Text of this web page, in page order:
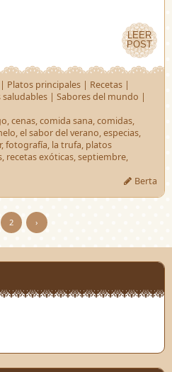
LEER
POST
LEER
POST
Platos principales| Recetas|
saludables | Sabores del mundo |
,cenas,comida sana,comidas,
,el sabor del verano,especias,
,fotografía, la trufa, platos
, recetas exóticas,septiembre,
Berta
2 ›